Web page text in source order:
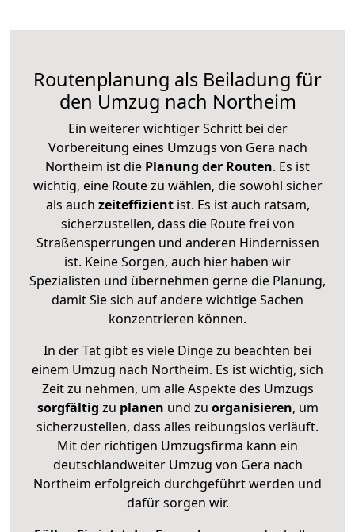
Routenplanung als Beiladung für
den Umzug nach Northeim
Ein weiterer wichtiger Schritt bei der
Vorbereitung eines Umzugs von Gera nach
Northeim ist die Planung der Routen. Es ist
wichtig, eine Route zu wählen, die sowohl sicher
als auch zeiteffizientist. Es ist auch ratsam,
sicherzustellen, dass die Route frei von
Straßensperrungen und anderen Hindernissen
ist. Keine Sorgen, auch hier haben wir
Spezialisten und übernehmen gerne die Planung,
damit Sie sich auf andere wichtige Sachen
konzentrieren können.
In der Tat gibt es viele Dinge zu beachten bei
einem Umzug nach Northeim. Es ist wichtig, sich
Zeit zu nehmen, um alle Aspekte des Umzugs
sorgfältig zu planen und zu organisieren, um
sicherzustellen, dass alles reibungslos verläuft.
Mit der richtigen Umzugsfirma kann ein
deutschlandweiter Umzug von Gera nach
Northeim erfolgreich durchgeführt werden und
dafür sorgen wir.